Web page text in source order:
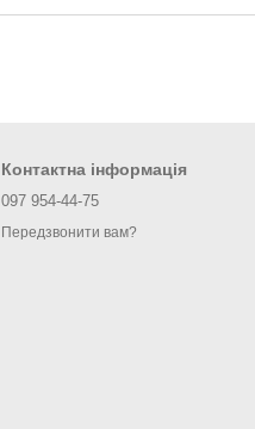
Контактна інформація
097 954-44-75
Передзвонити вам?